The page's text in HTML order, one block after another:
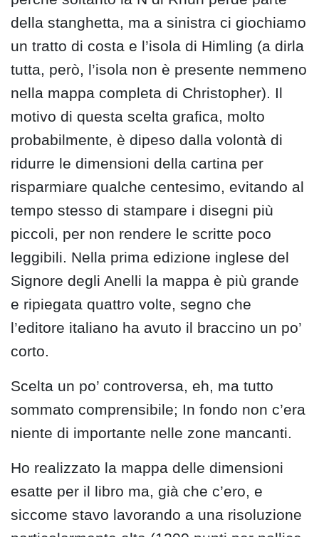
della stanghetta, ma a sinistra ci giochiamo
un tratto di costa e l’isola di Himling (a dirla
tutta, però, l’isola non è presente nemmeno
nella mappa completa di Christopher). Il
motivo di questa scelta grafica, molto
probabilmente, è dipeso dalla volontà di
ridurre le dimensioni della cartina per
risparmiare qualche centesimo, evitando al
tempo stesso di stampare i disegni più
piccoli, per non rendere le scritte poco
leggibili. Nella prima edizione inglese del
Signore degli Anelli la mappa è più grande
e ripiegata quattro volte, segno che
l’editore italiano ha avuto il braccino un po’
corto.
Scelta un po’ controversa, eh, ma tutto
sommato comprensibile; In fondo non c’era
niente di importante nelle zone mancanti.
Ho realizzato la mappa delle dimensioni
esatte per il libro ma, già che c’ero, e
siccome stavo lavorando a una risoluzione